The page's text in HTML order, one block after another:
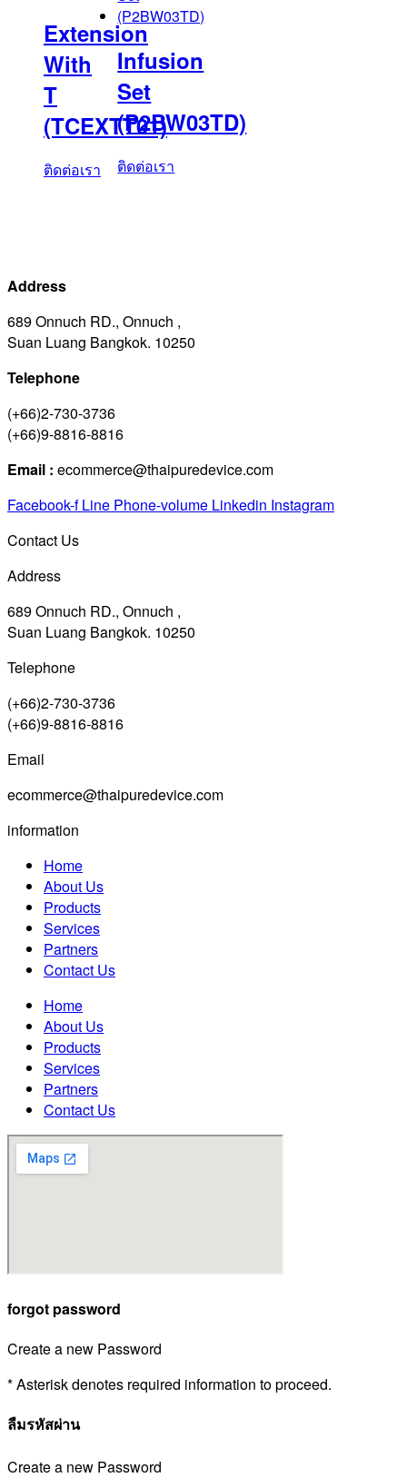
Extension
With
T
(TCEXTT01)
ติดต่อเรา
Infusion
Set
(P2BW03TD)
ติดต่อเรา
Address
689 Onnuch RD., Onnuch ,
Suan Luang Bangkok. 10250
Telephone
(+66)2-730-3736
(+66)9-8816-8816
Email : ecommerce@thaipuredevice.com
Facebook-f Line Phone-volume Linkedin Instagram
Contact Us
Address
689 Onnuch RD., Onnuch ,
Suan Luang Bangkok. 10250
Telephone
(+66)2-730-3736
(+66)9-8816-8816
Email
ecommerce@thaipuredevice.com
information
Home
About Us
Products
Services
Partners
Contact Us
Home
About Us
Products
Services
Partners
Contact Us
forgot password
Create a new Password
* Asterisk denotes required information to proceed.
ลืมรหัสผ่าน
Create a new Password